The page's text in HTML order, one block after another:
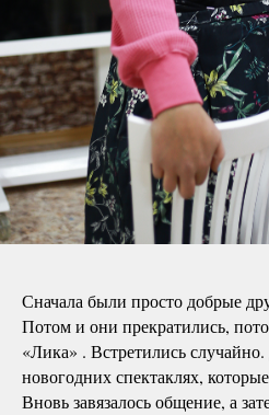
Сначала были просто добрые
Потом и они прекратились,
«Лика» . Встретились
новогодних спектаклях,
Вновь завязалось общение, а